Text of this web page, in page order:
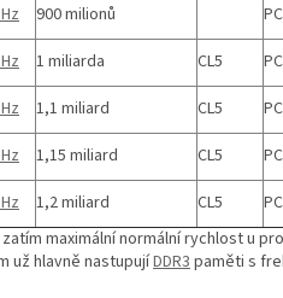
900 milionů
1 miliarda CL5
1,1 miliard CL5
1,15 miliard CL5
1,2 miliard CL5
maximální normální rychlost u
už hlavně nastupujíDDR3 paměti s